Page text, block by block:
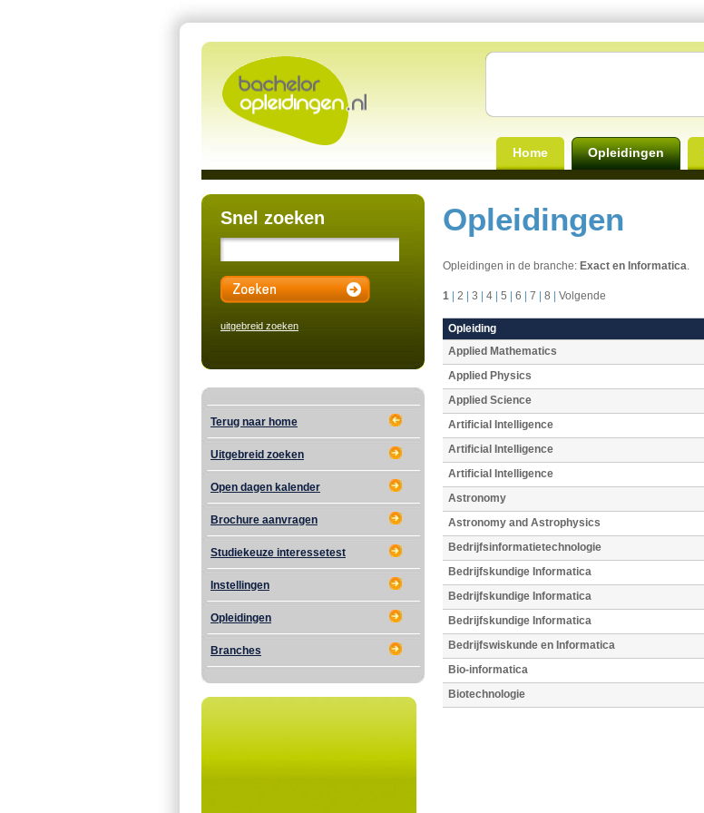
Home Opleidingen
Snel zoeken
uitgebreid zoeken
Terug naar home
Uitgebreid zoeken
Open dagen kalender
Brochure aanvragen
Studiekeuze interessetest
Instellingen
Opleidingen
Branches
Opleidingen
Opleidingen in de branche: Exact en Informatica.
1 2 3 4 5 6 7 8 Volgende
Opleiding
Applied Mathematics
Applied Physics
Applied Science
Artificial Intelligence
Artificial Intelligence
Artificial Intelligence
Astronomy
Astronomy and Astrophysics
Bedrijfsinformatietechnologie
Bedrijfskundige Informatica
Bedrijfskundige Informatica
Bedrijfskundige Informatica
Bedrijfswiskunde en Informatica
Bio-informatica
Biotechnologie